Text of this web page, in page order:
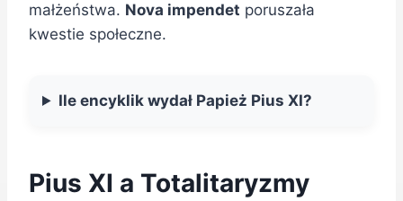
małżeństwa. Nova impendet poruszała
kwestie społeczne.
Ile encyklik wydał Papież Pius XI?
Pius XI a Totalitaryzmy